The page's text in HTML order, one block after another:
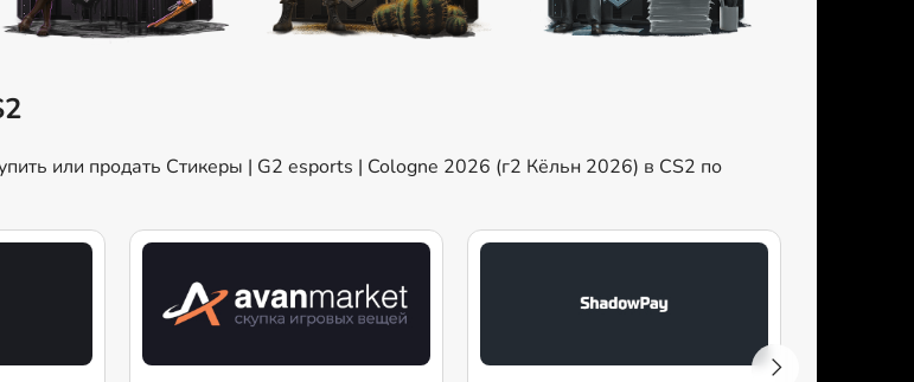
или продать Стикеры | G2 esports | Cologne 2026 (г2 Кёльн 2026) в CS2 по